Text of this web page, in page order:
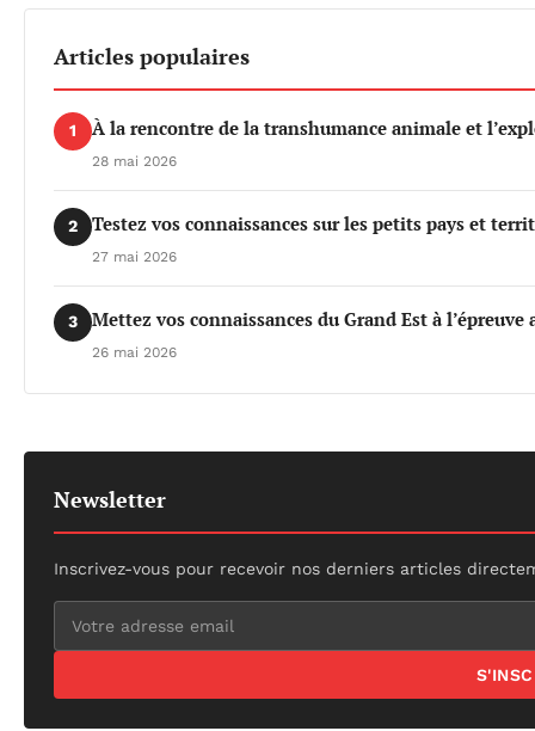
Articles populaires
1 À la rencontre de la transhumance animale et
28 mai 2026
2 Testez vos connaissances sur les petits pays et
27 mai 2026
3 Mettez vos connaissances du Grand Est à
26 mai 2026
Newsletter
Inscrivez-vous pour recevoir nos derniers articles